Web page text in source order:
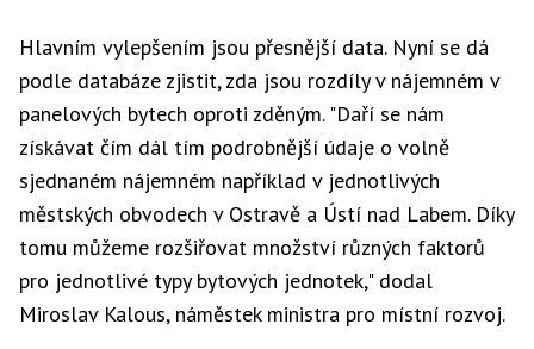
Hlavním vylepšením jsou přesnější data. Nyní se dá
podle databáze zjistit, zda jsou rozdíly v nájemném v
panelových bytech oproti zděným. "Daří se nám
získávat čím dál tím podrobnější údaje o volně
sjednaném nájemném například v jednotlivých
městských obvodech v Ostravě a Ústí nad Labem. Díky
tomu můžeme rozšiřovat množství různých faktorů
pro jednotlivé typy bytových jednotek," dodal
Miroslav Kalous, náměstek ministra pro místní rozvoj.